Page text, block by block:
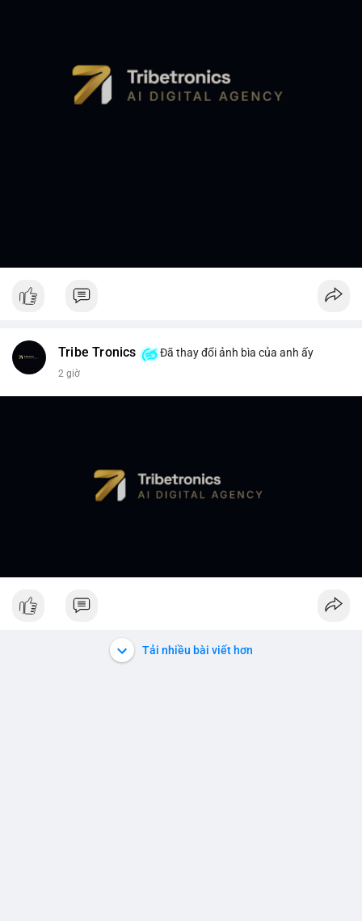
Tribe Tronics Đã thay đổi ảnh bìa của anh ấy
2 giờ
Tải nhiều bài viết hơn